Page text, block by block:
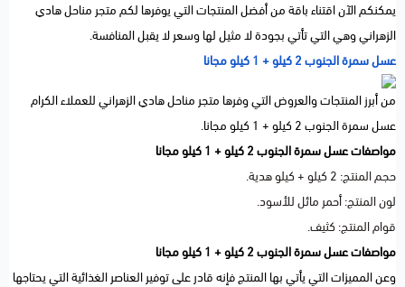
يمكنكم الآن اقتناء باقة من أفضل المنتجات التي يوفرها لكم متجر مناحل هادي
الزهراني وهي التي تأتي بجودة لا مثيل لها وسعر لا يقبل المنافسة.
عسل سمرة الجنوب 2 كيلو + 1 كيلو مجانا
من أبرز المنتجات والعروض التي وفرها متجر مناحل هادي الزهراني للعملاء الكرام
عسل سمرة الجنوب 2 كيلو + 1 كيلو مجانا.
مواصفات عسل سمرة الجنوب 2 كيلو + 1 كيلو مجانا
حجم المنتج: 2 كيلو + كيلو هدية.
لون المنتج: أحمر مائل للأسود.
قوام المنتج: كثيف.
مواصفات عسل سمرة الجنوب 2 كيلو + 1 كيلو مجانا
وعن المميزات التي يأتي بها المنتج فإنه قادر على توفير العناصر الغذائية التي يحتاجها